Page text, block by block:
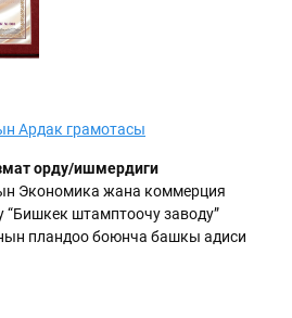
Ардак грамотасы
орду/ишмердиги
Экономика жана коммерция
“Бишкек штамптоочу заводу”
пландоо боюнча башкы адиси